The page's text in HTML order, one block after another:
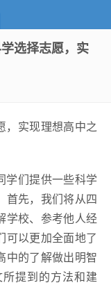
选择志愿，实
，实现理想高中之
学们提供一些科学
首先，我们将从四
学校、参考他人经
可以更加全面地了
中的了解做出明智
提到的方法和建